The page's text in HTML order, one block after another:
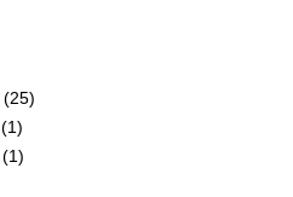
(25)
(1)
(1)